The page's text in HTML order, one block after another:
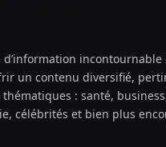
incontournable
un contenu diversifié,
: santé,
célébrités et bien plus